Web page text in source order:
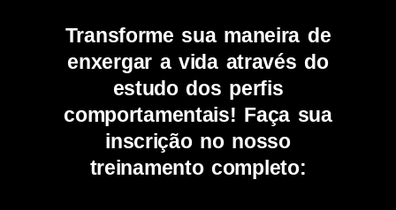
Transforme sua maneira de
enxergar a vida através do
estudo dos perfis
comportamentais! Faça sua
inscrição no nosso
treinamento completo: